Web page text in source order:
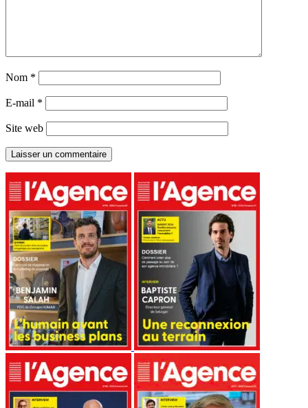
Nom *
E-mail *
Site web